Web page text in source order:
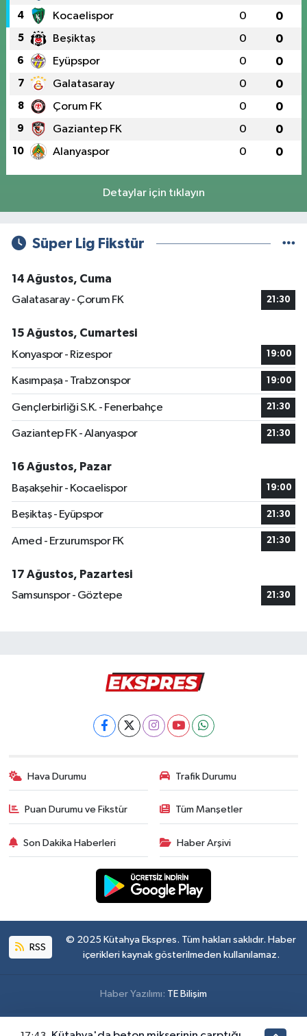
4 Kocaelispor 0 0
5 Beşiktaş 0 0
6 Eyüpspor 0 0
7 Galatasaray 0 0
8 Çorum FK 0 0
9 Gaziantep FK 0 0
10 Alanyaspor 0 0
Detaylar için tıklayın
Süper Lig Fikstür
14 Ağustos, Cuma
Galatasaray - Çorum FK
21:30
15 Ağustos, Cumartesi
Konyaspor - Rizespor
19:00
Kasımpaşa - Trabzonspor 19:00
Gençlerbirliği S.K. - Fenerbahçe 21:30
Gaziantep FK - Alanyaspor 21:30
16 Ağustos, Pazar
Başakşehir - Kocaelispor
19:00
Beşiktaş - Eyüpspor 21:30
Amed - Erzurumspor FK 21:30
17 Ağustos, Pazartesi
Samsunspor - Göztepe
21:30
Hava Durumu Trafik Durumu
Puan Durumu ve Fikstür Tüm Manşetler
Son Dakika Haberleri Haber Arşivi
RSS
© 2025 Kütahya Ekspres. Tüm hakları saklıdır. Haber
içerikleri kaynak gösterilmeden kullanılamaz.
Haber Yazılımı: TE Bilişim